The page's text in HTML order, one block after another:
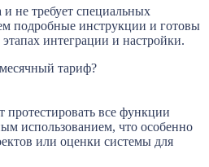
не требует специальных
подробные инструкции и готовы
интеграции и настройки.
тариф?
все функции
использованием, что особенно
или оценки системы для